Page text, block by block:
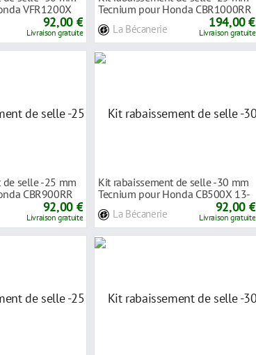
VFR1200X
92,00 €
Livraison gratuite
Tecnium pour Honda CBR1000RR
La Bécanerie 194,00 €
Livraison gratuite
de selle -25 mm
CBR900RR
92,00 €
Livraison gratuite
Kit rabaissement de selle -30 mm
Tecnium pour Honda CB500X 13-
La Bécanerie 92,00 €
Livraison gratuite